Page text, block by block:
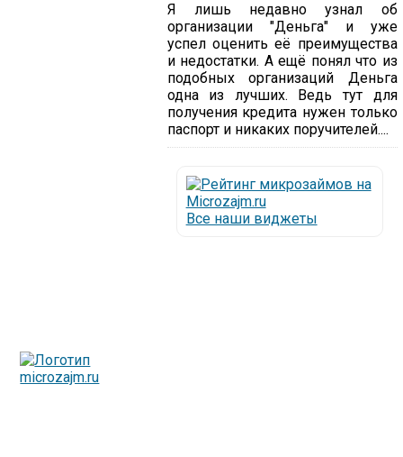
Я лишь недавно узнал об
организации "Деньга" и уже
успел оценить её преимущества
и недостатки. А ещё понял что из
подобных организаций Деньга
одна из лучших. Ведь тут для
получения кредита нужен только
паспорт и никаких поручителей....
Все наши виджеты